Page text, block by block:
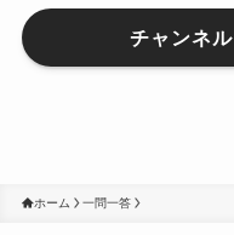
チャンネル
ホーム 一問一答